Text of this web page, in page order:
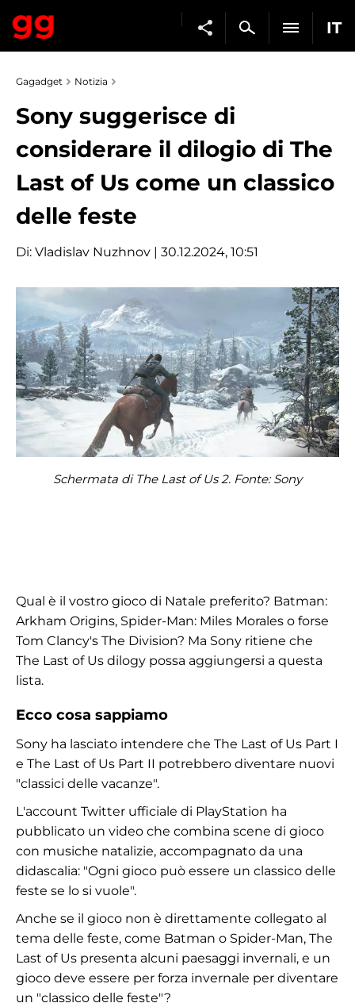
IT
Gagadget Notizia
Sony suggerisce di
considerare il dilogio di The
Last of Us come un classico
delle feste
Di: Vladislav Nuzhnov | 30.12.2024, 10:51
Schermata di The Last of Us 2. Fonte: Sony
Qual è il vostro gioco di Natale preferito? Batman:
Arkham Origins, Spider-Man: Miles Morales o forse
Tom Clancy's The Division? Ma Sony ritiene che
The Last of Us dilogy possa aggiungersi a questa
lista.
Ecco cosa sappiamo
Sony ha lasciato intendere che The Last of Us Part I
e The Last of Us Part II potrebbero diventare nuovi
"classici delle vacanze".
L'account Twitter ufficiale di PlayStation ha
pubblicato un video che combina scene di gioco
con musiche natalizie, accompagnato da una
didascalia: "Ogni gioco può essere un classico delle
feste se lo si vuole".
Anche se il gioco non è direttamente collegato al
tema delle feste, come Batman o Spider-Man, The
Last of Us presenta alcuni paesaggi invernali, e un
gioco deve essere per forza invernale per diventare
un "classico delle feste"?